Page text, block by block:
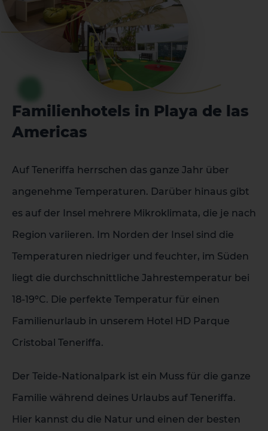
Familienhotels in Playa de las
Americas
Auf Teneriffa herrschen das ganze Jahr über
angenehme Temperaturen. Darüber hinaus gibt
es auf der Insel mehrere Mikroklimata, die je nach
Region variieren. Im Norden der Insel sind die
Temperaturen niedriger und feuchter, im Süden
liegt die durchschnittliche Jahrestemperatur bei
18-19ºC. Die perfekte Temperatur für einen
Familienurlaub in unserem Hotel HD Parque
Cristobal Teneriffa.
Der Teide-Nationalpark ist ein Muss für die ganze
Familie während deines Urlaubs auf Teneriffa.
Hier kannst du die Natur und einen der besten